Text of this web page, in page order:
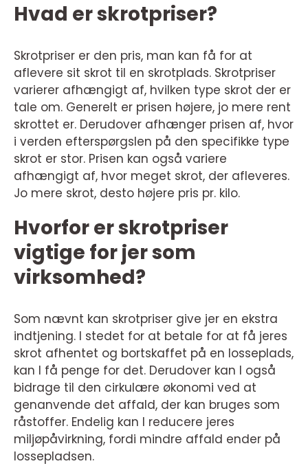
Hvad er skrotpriser?
Skrotpriser er den pris, man kan få for at
aflevere sit skrot til en skrotplads. Skrotpriser
varierer afhængigt af, hvilken type skrot der er
tale om. Generelt er prisen højere, jo mere rent
skrottet er. Derudover afhænger prisen af, hvor
i verden efterspørgslen på den specifikke type
skrot er stor. Prisen kan også variere
afhængigt af, hvor meget skrot, der afleveres.
Jo mere skrot, desto højere pris pr. kilo.
Hvorfor er skrotpriser
vigtige for jer som
virksomhed?
Som nævnt kan skrotpriser give jer en ekstra
indtjening. I stedet for at betale for at få jeres
skrot afhentet og bortskaffet på en losseplads,
kan I få penge for det. Derudover kan I også
bidrage til den cirkulære økonomi ved at
genanvende det affald, der kan bruges som
råstoffer. Endelig kan I reducere jeres
miljøpåvirkning, fordi mindre affald ender på
lossepladsen.